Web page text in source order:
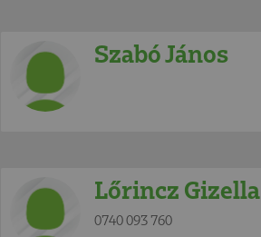
Szabó János
Lőrincz Gizella
0740 093 760